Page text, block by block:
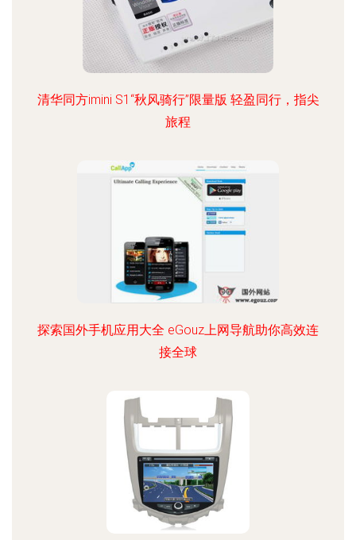
清华同方imini S1“秋风骑行”限量版 轻盈同行，指尖
旅程
探索国外手机应用大全 eGouz上网导航助你高效连
接全球